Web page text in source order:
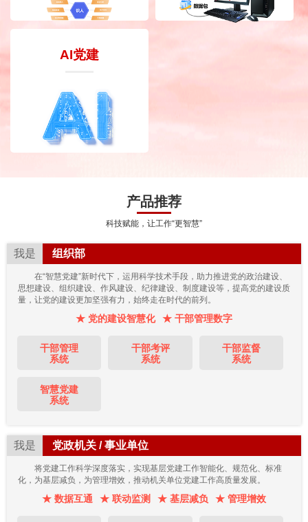
AI党建
产品推荐
科技赋能，让工作“更智慧”
我是 组织部
在“智慧党建”新时代下，运用科学技术手段，助力推进党的政治建设、
思想建设、组织建设、作风建设、纪律建设、制度建设等，提高党的建设质
量，让党的建设更加坚强有力，始终走在时代的前列。
★ 党的建设智慧化 ★ 干部管理数字
干部管理
系统
干部考评
系统
干部监督
系统
智慧党建
系统
我是 党政机关 / 事业单位
将党建工作科学深度落实，实现基层党建工作智能化、规范化、标准
化，为基层减负，为管理增效，推动机关单位党建工作高质量发展。
★ 数据互通 ★ 联动监测 ★ 基层减负 ★ 管理增效